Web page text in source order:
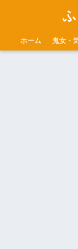
ホーム 鬼女・